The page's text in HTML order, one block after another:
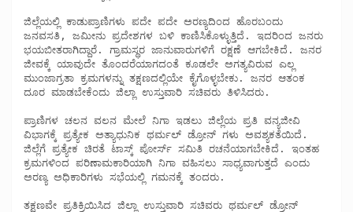
ಜಿಲ್ಲೆಯಲ್ಲಿ ಕಾಡುಪ್ರಾಣಿಗಳು ಪದೇ ಪದೇ ಅರಣ್ಯದಿಂದ ಹೊರಬಂದು
ಜನವಸತಿ, ಜಮೀನು ಪ್ರದೇಶಗಳ ಬಳಿ ಕಾಣಿಸಿಕೊಳ್ಳುತ್ತಿದೆ. ಇದರಿಂದ ಜನರು
ಭಯಬೀತರಾಗಿದ್ದಾರೆ. ಗ್ರಾಮಸ್ಥರ ಜಾನುವಾರುಗಳಿಗೆ ರಕ್ಷಣೆ ಆಗಬೇಕಿದೆ. ಜನರ
ಜೀವಕ್ಕೆ ಯಾವುದೇ ತೊಂದರೆಯಾಗದಂತೆ ಕೂಡಲೇ ಅಗತ್ಯವಿರುವ ಎಲ್ಲ
ಮುಂಜಾಗ್ರತಾ ಕ್ರಮಗಳನ್ನು ತಕ್ಷಣದಲ್ಲಿಯೇ ಕೈಗೊಳ್ಳಬೇಕು. ಜನರ ಆತಂಕ
ದೂರ ಮಾಡಬೇಕೆಂದು ಜಿಲ್ಲಾ ಉಸ್ತುವಾರಿ ಸಚಿವರು ತಿಳಿಸಿದರು.
ಪ್ರಾಣಿಗಳ ಚಲನ ವಲನ ಮೇಲೆ ನಿಗಾ ಇಡಲು ಜಿಲ್ಲೆಯ ಪ್ರತಿ ವನ್ಯಜೀವಿ
ವಿಭಾಗಕ್ಕೆ ಪ್ರತ್ಯೇಕ ಅತ್ಯಾಧುನಿಕ ಥರ್ಮಲ್ ಡ್ರೋನ್ ಗಳು ಅವಶ್ಯಕತೆಯಿದೆ.
ಜಿಲ್ಲೆಗೆ ಪ್ರತ್ಯೇಕ ಚಿರತೆ ಟಾಸ್ಕ್ ಪೋರ್ಸ್ ಸಮಿತಿ ರಚನೆಯಾಗಬೇಕಿದೆ. ಇಂತಹ
ಕ್ರಮಗಳಿಂದ ಪರಿಣಾಮಕಾರಿಯಾಗಿ ನಿಗಾ ವಹಿಸಲು ಸಾಧ್ಯವಾಗುತ್ತದೆ ಎಂದು
ಅರಣ್ಯ ಅಧಿಕಾರಿಗಳು ಸಭೆಯಲ್ಲಿ ಗಮನಕ್ಕೆ ತಂದರು.
ತಕ್ಷಣವೇ ಪ್ರತಿಕ್ರಿಯಿಸಿದ ಜಿಲ್ಲಾ ಉಸ್ತುವಾರಿ ಸಚಿವರು ಥರ್ಮಲ್ ಡ್ರೋನ್